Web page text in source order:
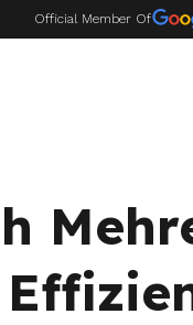
Official Member Of